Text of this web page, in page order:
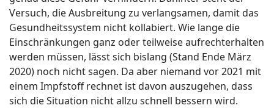
Versuch, die Ausbreitung zu verlangsamen, damit das
Gesundheitssystem nicht kollabiert. Wie lange die
Einschränkungen ganz oder teilweise aufrechterhalten
werden müssen, lässt sich bislang (Stand Ende März
2020) noch nicht sagen. Da aber niemand vor 2021 mit
einem Impfstoff rechnet ist davon auszugehen, dass
sich die Situation nicht allzu schnell bessern wird.